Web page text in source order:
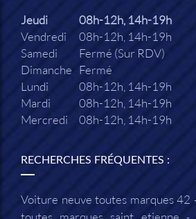
Jeudi
08h-12h, 14h-19h
Vendredi
08h-12h, 14h-19h
Samedi
Fermé (Sur RDV)
Dimanche Fermé
Lundi
08h-12h, 14h-19h
Mardi
08h-12h, 14h-19h
Mercredi
08h-12h, 14h-19h
RECHERCHES FRÉQUENTES :
Voiture neuve toutes marques 42